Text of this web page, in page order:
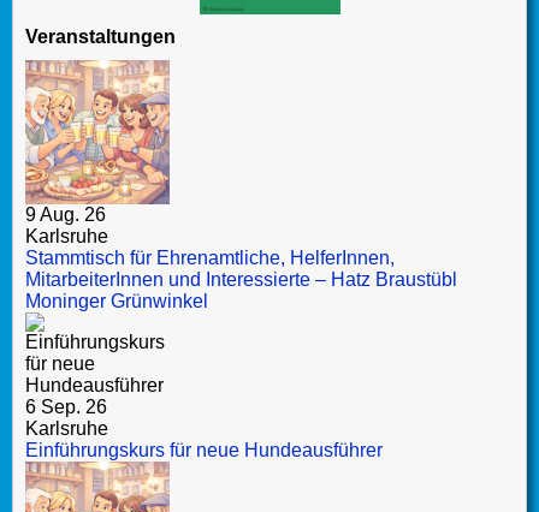
Veranstaltungen
9 Aug. 26
Karlsruhe
Stammtisch für Ehrenamtliche, HelferInnen,
MitarbeiterInnen und Interessierte – Hatz Braustübl
Moninger Grünwinkel
6 Sep. 26
Karlsruhe
Einführungskurs für neue Hundeausführer